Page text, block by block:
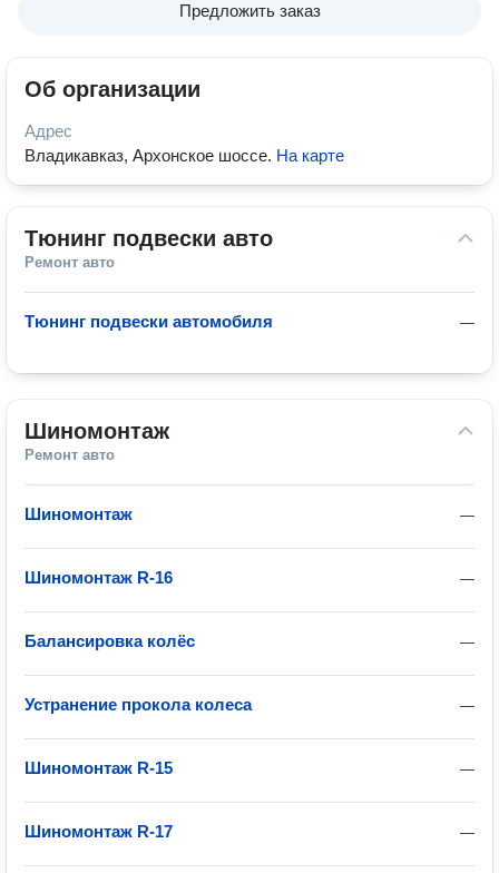
Предложить заказ
Об организации
Адрес
Владикавказ, Архонское шоссе. На карте
Тюнинг подвески авто
Ремонт авто
—
Тюнинг подвески автомобиля
Шиномонтаж
Ремонт авто
—
Шиномонтаж
—
Шиномонтаж R-16
—
Балансировка колёс
—
Устранение прокола колеса
—
Шиномонтаж R-15
—
Шиномонтаж R-17